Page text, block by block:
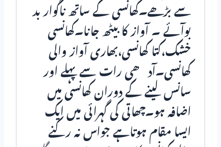
سے بڑھے۔کھانسی کے ساتھ ناگوار بد
بوآئے ۔ آواز کا بیٹھ جانا۔کھانسی
خشک،کتا کھانسی،بھاری آواز والی
کھانسی۔آدھی رات سے پہلے اور
سانس لینے کے دوران کھانسی میں
اضافہ ہو۔چھاتی کی گہرائی میں ایک
ایسا مقام ہوتاہے جواس نہ رکنے